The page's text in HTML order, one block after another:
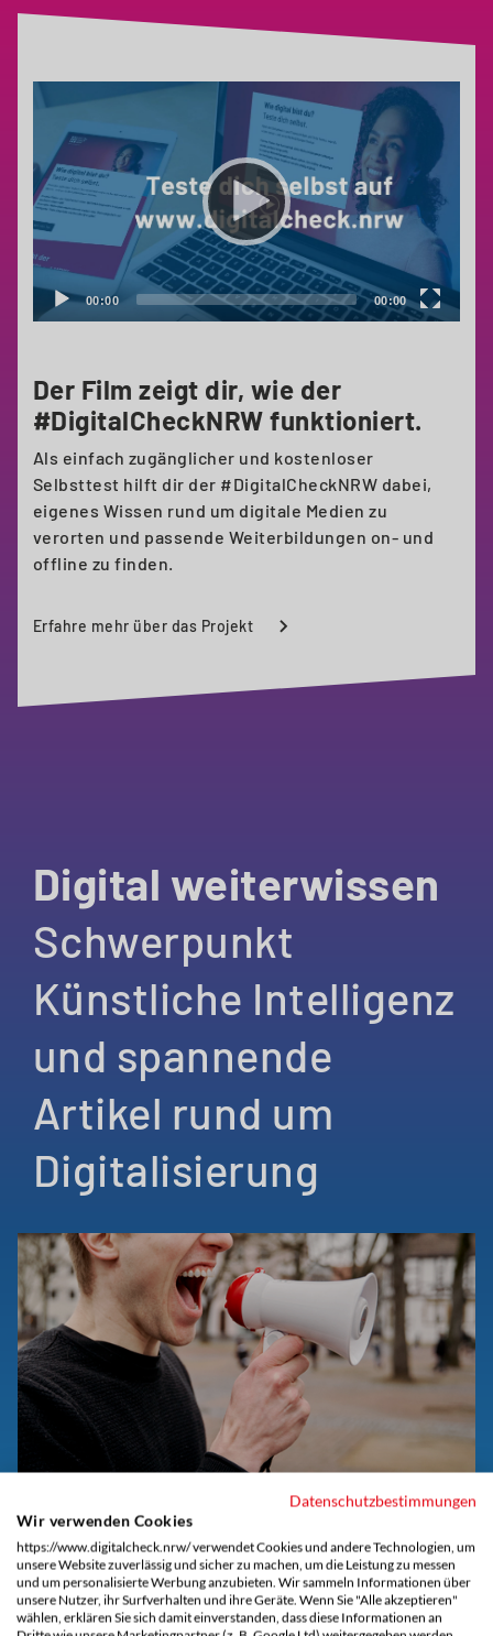
Video-
00:00 00:00
Der Film zeigt dir, wie der
#DigitalCheckNRW funktioniert.
Als einfach zugänglicher und kostenloser
Selbsttest hilft dir der #DigitalCheckNRW dabei,
eigenes Wissen rund um digitale Medien zu
verorten und passende Weiterbildungen on- und
offline zu finden.
Erfahre mehr über das Projekt
Digital weiterwissen
Schwerpunkt
Künstliche Intelligenz
und spannende
Artikel rund um
Digitalisierung
Radikalisierung im Netz
Was steckt hinter Radikalisierung im Internet
und wie kannst du es frühzeitig erkennen?
Datenschutzbestimmungen
Wir verwenden Cookies
https://www.digitalcheck.nrw/ verwendet Cookies und andere Technologien, um
unsere Website zuverlässig und sicher zu machen, um die Leistung zu messen
und um personalisierte Werbung anzubieten. Wir sammeln Informationen über
unsere Nutzer, ihr Surfverhalten und ihre Geräte. Wenn Sie "Alle akzeptieren"
wählen, erklären Sie sich damit einverstanden, dass diese Informationen an